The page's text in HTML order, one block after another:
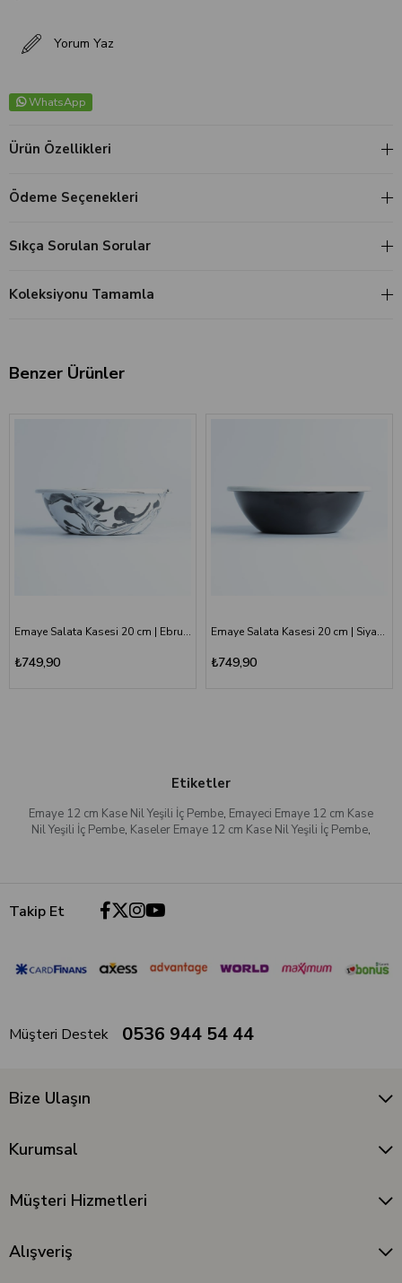
Yorum Yaz
WhatsApp
Ürün Özellikleri
Ödeme Seçenekleri
Sıkça Sorulan Sorular
Koleksiyonu Tamamla
Benzer Ürünler
Emaye Salata Kasesi 20 cm | Ebruli Desen Siyah Beyaz
₺749,90
Emaye Salata Kasesi 20 cm | Siyah Kordon Beyaz
₺749,90
Etiketler
Emaye 12 cm Kase Nil Yeşili İç Pembe, Emayeci Emaye 12 cm Kase
Nil Yeşili İç Pembe, Kaseler Emaye 12 cm Kase Nil Yeşili İç Pembe,
Takip Et
Müşteri Destek 0536 944 54 44
Bize Ulaşın
Kurumsal
Müşteri Hizmetleri
Alışveriş